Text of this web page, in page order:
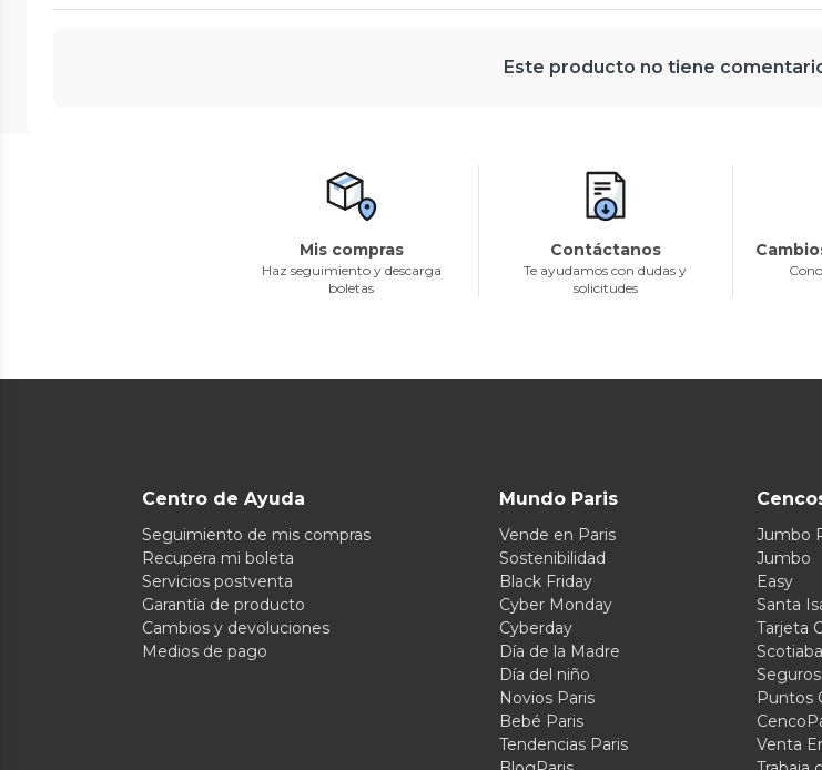
Este producto no tiene
Mis compras
Haz seguimiento y descarga
boletas
Contáctanos
Te ayudamos con dudas y
solicitudes
Centro de Ayuda
Seguimiento de mis compras
Recupera mi boleta
Servicios postventa
Garantía de producto
Cambios y devoluciones
Medios de pago
Mundo Paris
Vende en Paris
Sostenibilidad
Black Friday
Cyber Monday
Cyberday
Día de la Madre
Día del niño
Novios Paris
Bebé Paris
Tendencias Paris
Jumbo
Jumbo
Easy
Santa
Tarjeta
Puntos
Venta